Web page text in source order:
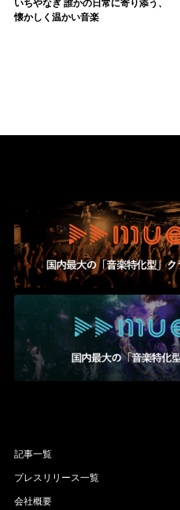
いちやなぎ 誰かの日常に寄り添う、
懐かしく温かい音楽
記事一覧
プレスリリース一覧
会社概要